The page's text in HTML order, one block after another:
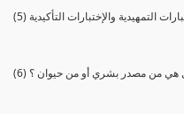
التمهيدية والإختبارات التأكيدية
هل هي من مصدر بشري أو من حيوان ؟